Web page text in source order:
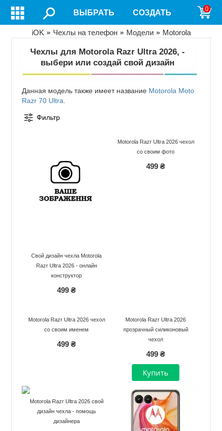
основному
содержанию
ВЫБРАТЬ СОЗДАТЬ 0
Строка
iOK Чехлы на телефон Модели Motorola
Чехлы для Motorola Razr Ultra 2026, -
выбери или создай свой дизайн
Данная модель также имеет название Motorola Moto
Razr 70 Ultra
Фильтр
Свой дизайн чехла Motorola
Razr Ultra 2026 - онлайн
конструктор
499 ₴
Motorola Razr Ultra 2026 чехол
со своим фото
499 ₴
Motorola Razr Ultra 2026 чехол
со своим именем
499 ₴
Motorola Razr Ultra 2026
прозрачный силиконовый
чехол
499 ₴
Motorola Razr Ultra 2026 свой
дизайн чехла - помощь
дизайнера